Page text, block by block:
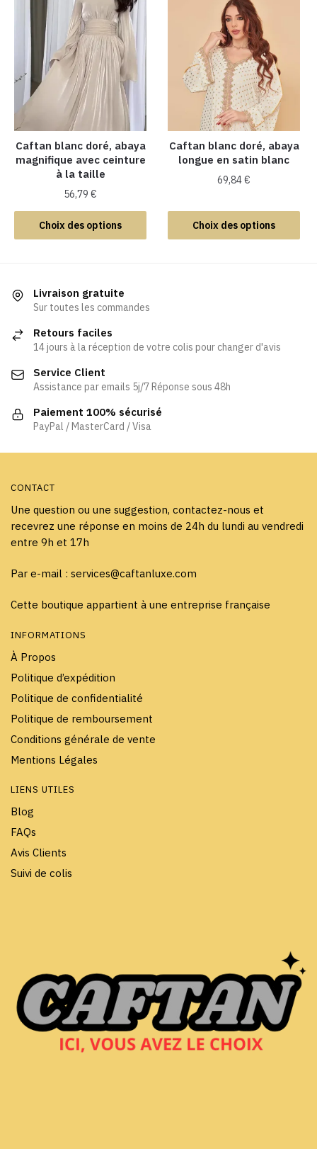
variations.
Les
options
peuvent
être
choisies
sur
la
page
du
produit
plusieurs
variations.
Les
options
peuvent
être
choisies
sur
la
page
du
Caftan blanc doré, abaya
magnifique avec ceinture
à la taille
56,79€
Choix des options
Ce
produit
variations.
Les
peuvent
choisies
sur
la
page
Caftan blanc doré, abaya
longue en satin blanc
69,84€
Choix des options
produit
a
être
Livraison gratuite
Sur toutes les commandes
Retours faciles
14 jours à la réception de votre colis pour changer d'avis
Service Client
Assistance par emails 5j/7 Réponse sous 48h
Paiement 100% sécurisé
PayPal / MasterCard / Visa
CONTACT
Une question ou une suggestion, contactez-nous et
recevrez une réponse en moins de 24h du lundi au vendredi
entre 9h et 17h
Par e-mail : services@caftanluxe.com
Cette boutique appartient à une entreprise française
INFORMATIONS
À Propos
Politique d’expédition
Politique de confidentialité
Politique de remboursement
Conditions générale de vente
Mentions Légales
LIENS UTILES
Blog
FAQs
Avis Clients
Suivi de colis